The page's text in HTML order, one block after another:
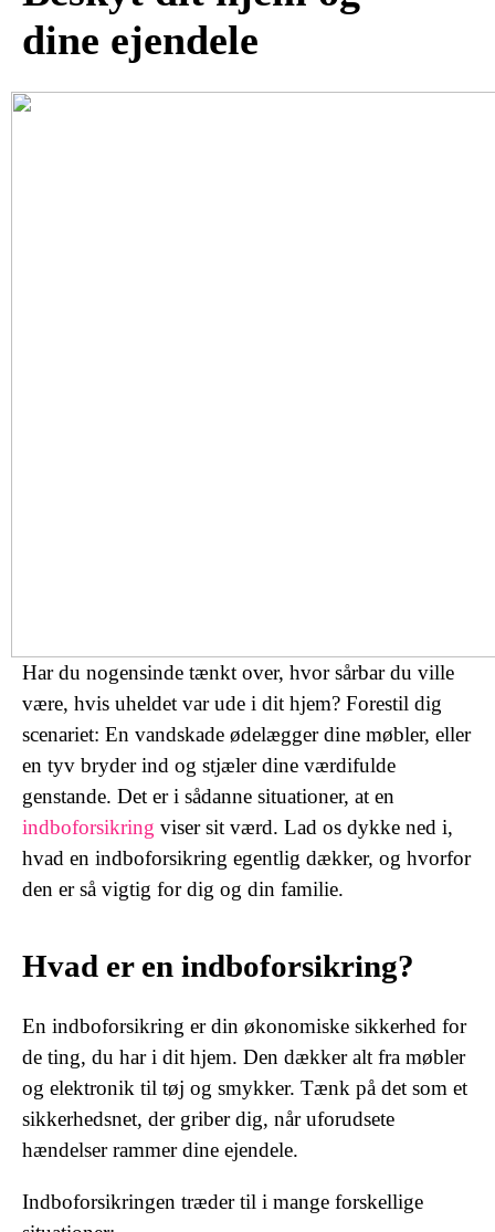
dine ejendele
Har du nogensinde tænkt over, hvor sårbar du ville
være, hvis uheldet var ude i dit hjem? Forestil dig
scenariet: En vandskade ødelægger dine møbler, eller
en tyv bryder ind og stjæler dine værdifulde
genstande. Det er i sådanne situationer, at en
indboforsikring viser sit værd. Lad os dykke ned i,
hvad en indboforsikring egentlig dækker, og hvorfor
den er så vigtig for dig og din familie.
Hvad er en indboforsikring?
En indboforsikring er din økonomiske sikkerhed for
de ting, du har i dit hjem. Den dækker alt fra møbler
og elektronik til tøj og smykker. Tænk på det som et
sikkerhedsnet, der griber dig, når uforudsete
hændelser rammer dine ejendele.
Indboforsikringen træder til i mange forskellige